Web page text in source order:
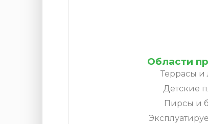
Области
Террасы и
Детские
Пирсы и